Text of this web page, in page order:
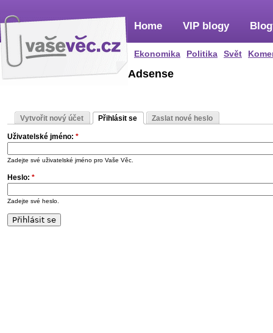
Home
Ekonomika Politika Svět
VIP blogy
Adsense
Vytvořit nový účet Přihlásit se Zaslat nové heslo
Uživatelské jméno: *
Zadejte své uživatelské jméno pro Vaše Věc.
Heslo: *
Zadejte své heslo.